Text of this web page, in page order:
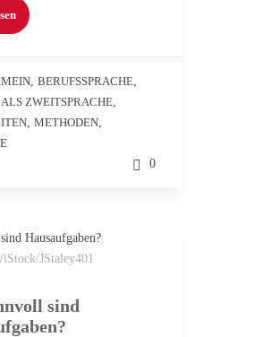
, BERUFSSPRACHE,
ZWEITSPRACHE,
, METHODEN,
0
JStaley401
sind